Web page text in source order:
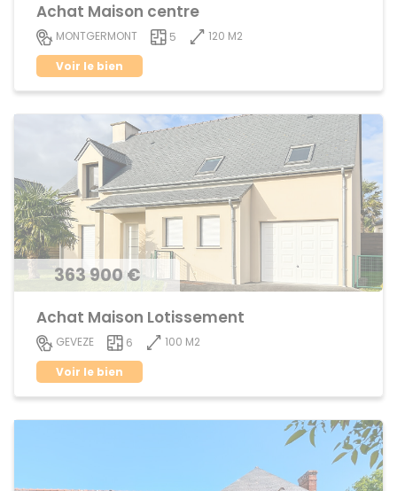
Achat Maison centre
MONTGERMONT 5
120 M2
Voir le bien
363 900 €
Achat Maison Lotissement
GEVEZE 6
100 M2
Voir le bien